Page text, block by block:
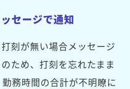
セージで通知
刻が無い場合メッセージ
ため、打刻を忘れたまま
務時間の合計が不明瞭に